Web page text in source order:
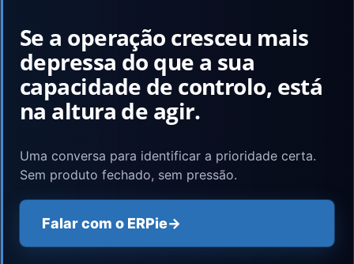
Se a operação cresceu mais
depressa do que a sua
capacidade de controlo, está
na altura de agir.
Uma conversa para identificar a prioridade certa.
Sem produto fechado, sem pressão.
Falar com o ERPie→